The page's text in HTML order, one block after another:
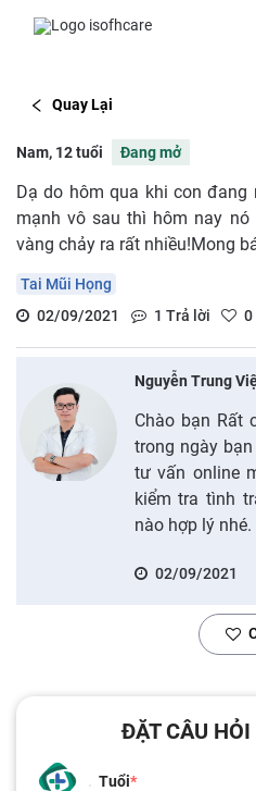
Quay Lại
Nam, 12 tuổi Đang mở
Dạ do hôm qua khi con
mạnh vô sau thì hôm nay
vàng chảy ra rất nhiều!Mong
Tai Mũi Họng
02/09/2021
1 Trả lời 0
Nguyễn Trung
Chào bạn Rất
trong ngày
tư vấn online
kiểm tra tình
nào hợp lý nhé.
02/09/2021
ĐẶT CÂU
Tuổi